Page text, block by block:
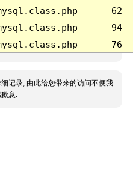
62
94
76
记录, 由此给您带来的访问不便我
意.